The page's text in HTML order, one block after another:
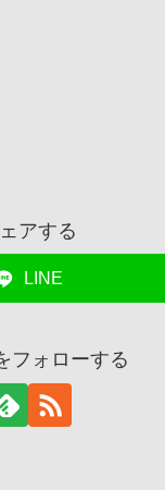
アする
LINE
フォローする